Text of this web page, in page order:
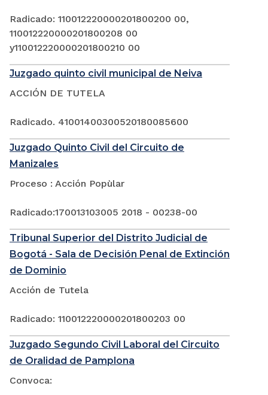
Radicado: 110012220000201800200 00,
110012220000201800208 00
y110012220000201800210 00
Juzgado quinto civil municipal de Neiva
ACCIÓN DE TUTELA
Radicado. 41001400300520180085600
Juzgado Quinto Civil del Circuito de
Manizales
Proceso : Acción Popùlar
Radicado:170013103005 2018 - 00238-00
Tribunal Superior del Distrito Judicial de
Bogotá - Sala de Decisión Penal de Extinción
de Dominio
Acción de Tutela
Radicado: 110012220000201800203 00
Juzgado Segundo Civil Laboral del Circuito
de Oralidad de Pamplona
Convoca: